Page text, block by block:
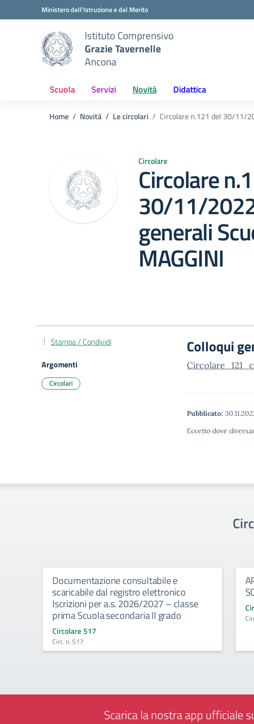
Vai ai contenuti
Vai al menu di navigazioneMinistero dell'Istruzione e del Merito
Istituto Comprensivo
Grazie Tavernelle
Ancona
Scuola Servizi Novità Didattica
Home Novità Le circolari Circolare n.121 del 30/11/
Circolare
Circolare
30/11/
generali
MAGGINI
Colloqui
Pubblicato:
Eccetto dove
Stampa / Condividi
Argomenti
Circolari
Documentazione consultabile e
scaricabile dal registro elettronico
Iscrizioni per a.s. 2026/2027 – classe
prima Scuola secondaria II grado
Circolare 517
Circ. n. 517
Scarica la nostra app ufficiale